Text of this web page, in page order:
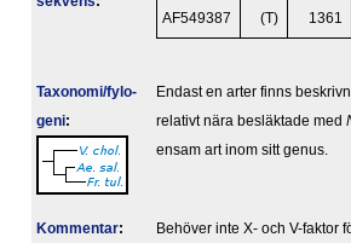
AF549387 (T) 1361
Taxonomi/fylo­
geni:
Endast en arter finns
relativt nära besläktade med
ensam art inom sitt genus.
Kommentar:
Behöver inte X- och V-faktor